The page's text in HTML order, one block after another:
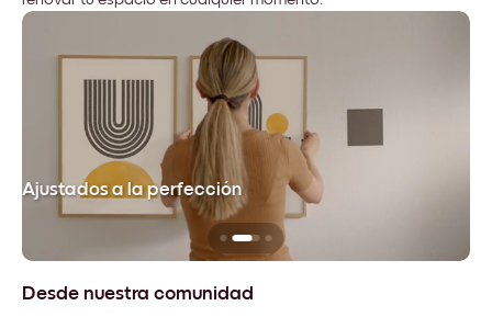
Ajustados a la perfección
Desde nuestra comunidad